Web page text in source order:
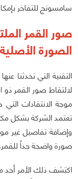
سامسونج للتفاخر
صور القمر
الصورة الأصلية
التقنية التي تحدثنا
لالتقاط صور القمر ذو
موجة الانتقادات
تعتمد الشركة بشكل
وإضافة تفاصيل غير
صورة واضحة جداً للقمر.
اكتشف ذلك الأمر